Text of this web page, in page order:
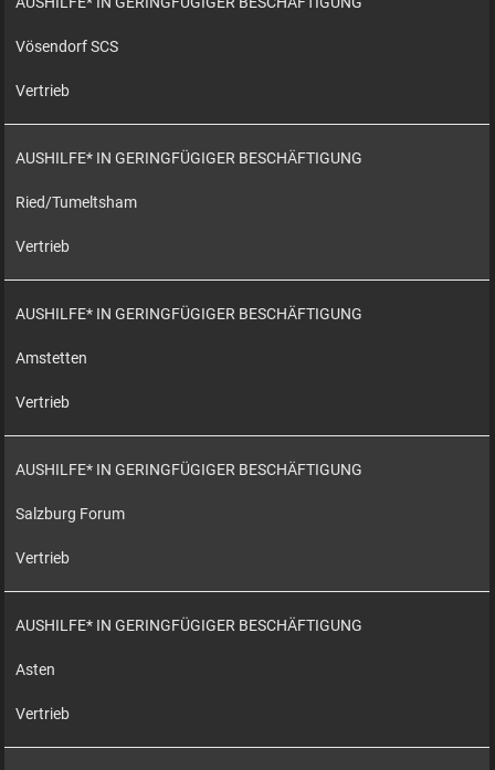
Vösendorf SCS
Vertrieb
AUSHILFE* IN GERINGFÜGIGER BESCHÄFTIGUNG
Ried/Tumeltsham
Vertrieb
AUSHILFE* IN GERINGFÜGIGER BESCHÄFTIGUNG
Amstetten
Vertrieb
AUSHILFE* IN GERINGFÜGIGER BESCHÄFTIGUNG
Salzburg Forum
Vertrieb
AUSHILFE* IN GERINGFÜGIGER BESCHÄFTIGUNG
Asten
Vertrieb